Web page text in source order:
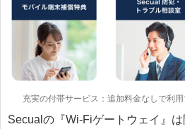
充実の付帯サービス：追加料金なしで利用
Secualの『Wi-Fiゲートウェイ』